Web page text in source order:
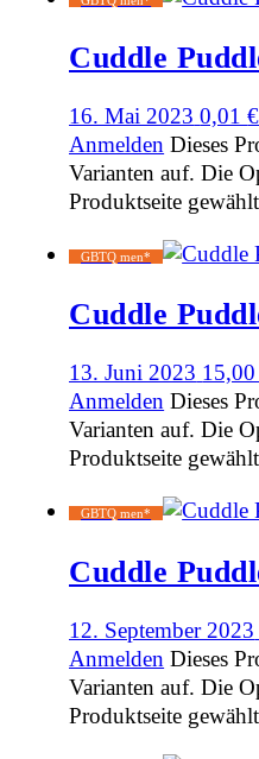
Cuddle
16. Mai 2023 0,01€
Anmelden Dieses
Varianten auf. Die
Produktseite
GBTQ men*
Cuddle
13. Juni 2023
Anmelden Dieses
Varianten auf. Die
Produktseite
GBTQ men*
Cuddle
12. September 2023
Anmelden Dieses
Varianten auf. Die
Produktseite